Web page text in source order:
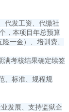
代发工资、代缴社
，本项目年总预算
一金）、培训费、
满考核结果确定续签
、标准、规程规
发展、支持监狱企